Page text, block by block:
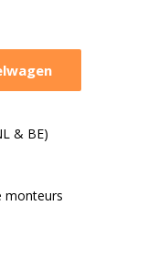
& BE)
monteurs